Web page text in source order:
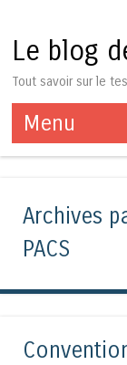
Le blog
Tout savoir sur le
Menu
Aller au contenu
Archives
PACS